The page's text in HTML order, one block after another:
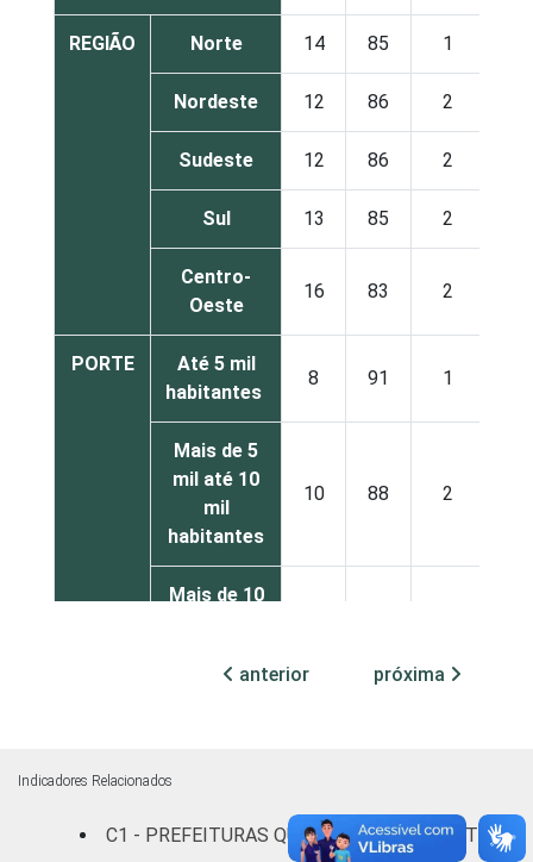
REGIÃO Norte 14 85 1
Nordeste 12 86 2
Sudeste 12 86 2
Sul 13 85 2
Centro-
Oeste
16 83 2
PORTE
Até 5 mil
habitantes
8 91 1
Mais de 5
mil até 10
mil
habitantes
10 88 2
Mais de 10
habitantes
habitantes
anterior próxima
Indicadores Relacionados
C1 - PREFEITURAS QUE POSSUEM WEBSITE